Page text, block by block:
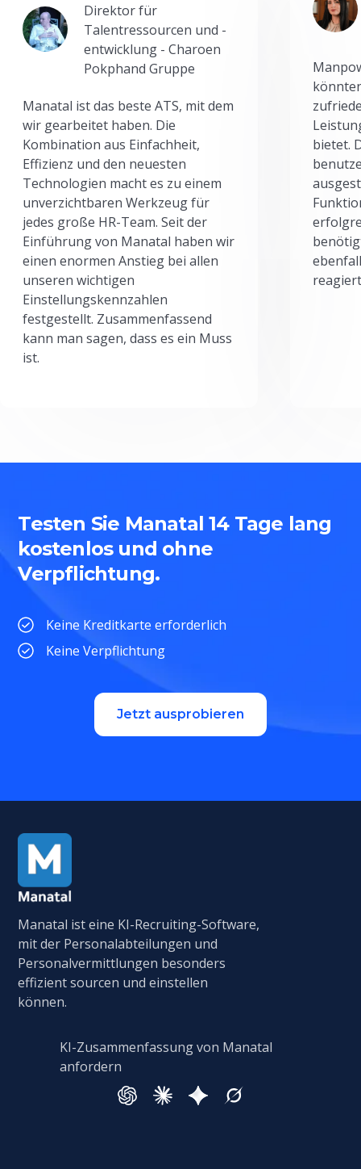
Direktor für
Talentressourcen und -
entwicklung - Charoen
Pokphand Gruppe
Manatal ist das beste ATS, mit dem
wir gearbeitet haben. Die
Kombination aus Einfachheit,
Effizienz und den neuesten
Technologien macht es zu einem
unverzichtbaren Werkzeug für
jedes große HR-Team. Seit der
Einführung von Manatal haben wir
einen enormen Anstieg bei allen
unseren wichtigen
Einstellungskennzahlen
festgestellt. Zusammenfassend
kann man sagen, dass es ein Muss
ist.
bietet.
Testen Sie Manatal 14 Tage lang
kostenlos und ohne
Verpflichtung.
Keine Kreditkarte erforderlich
Keine Verpflichtung
Jetzt ausprobieren
Manatal ist eine KI-Recruiting-Software,
mit der Personalabteilungen und
Personalvermittlungen besonders
effizient sourcen und einstellen
können.
KI-Zusammenfassung von Manatal
anfordern